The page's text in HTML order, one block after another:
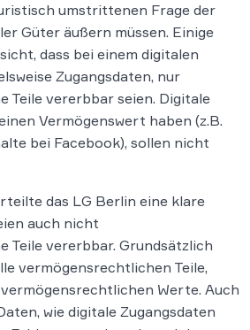
umstrittenen Frage der
Güter äußern müssen. Einige
dass bei einem digitalen
Zugangsdaten, nur
Teile vererbbar seien. Digitale
Vermögenswert haben (z.B.
bei Facebook), sollen nicht
das LG Berlin eine klare
auch nicht
Teile vererbbar. Grundsätzlich
vermögensrechtlichen Teile,
Werte. Auch
wie digitale Zugangsdaten